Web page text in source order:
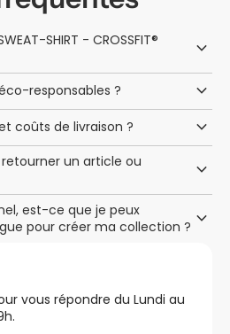
vous répondre du Lundi au
SHIRT - CROSSFIT®
keyboard_arrow_down
responsables ? keyboard_arrow_down
coûts de livraison ? keyboard_arrow_down
un article ou
keyboard_arrow_down
est-ce que je peux
pour créer ma collection ? keyboard_arrow_down